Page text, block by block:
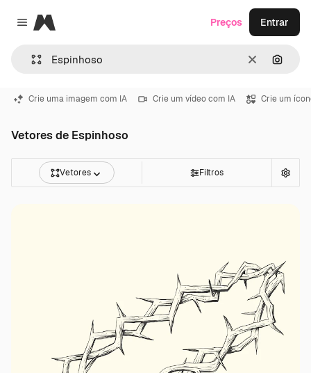
Close menu
Magnific
Limpar
Preços Entrar
Crie uma imagem com IA Crie um vídeo com IA Crie um
Vetores de Espinhoso
Vetores Filtros